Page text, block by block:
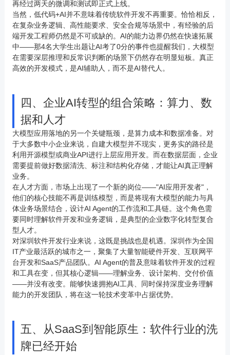
再经过两天的微调和测试即正式上线。
当然，低代码+AI并不意味着传统软件开发不再重要。恰恰相反，
在复杂业务逻辑、高性能要求、安全合规等场景中，有经验的后
端开发工程师仍然是不可或缺的。AI的能力边界仍然在快速拓展
中——那4名大学生出题让AI考了0分的事件也提醒我们，大模型
在需要深层推理和反常识判断的场景下仍然存在明显短板。真正
高效的开发模式，是AI辅助人，而不是AI替代人。
四、企业AI转型的组合策略：算力、数
据和人才
大模型应用落地的另一个关键瓶颈，是算力成本和数据准备。对
于大多数中小企业来说，自建大模型并不现实，更务实的路径是
利用开源模型或商业API进行上层应用开发。而在数据层面，企业
需要提前做好数据清洗、标注和结构化存储，才能让AI真正理解
业务。
在人才方面，市场上出现了一个新的岗位——"AI应用开发者"，
他们的核心技能不再是训练模型，而是将现有大模型的能力与具
体业务场景结合，设计AI Agent的工作流和工具链。这个角色需
要同时理解软件开发和业务逻辑，是典型的企业数字化转型复合
型人才。
对深圳软件开发行业来说，这既是挑战也是机遇。深圳作为全国
IT产业最活跃的城市之一，聚集了大量智能硬件开发、互联网平
台开发和SaaS产品团队。AI Agent的普及意味着软件开发的过程
和工具在变，但其核心逻辑——理解业务、设计架构、交付价值
——并没有改变。能够快速拥抱AI工具、同时保持深度业务理解
能力的开发团队，将在这一轮技术变革中占据优势。
五、从SaaS到智能原生：软件行业的洗
牌已经开始